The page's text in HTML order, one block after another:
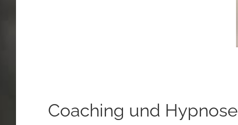
Coaching und Hypnose